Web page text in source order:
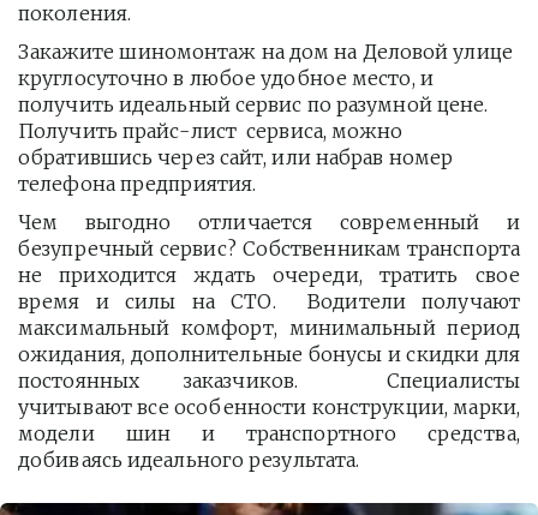
поколения.
Закажите шиномонтаж на дом на Деловой улице
круглосуточно в любое удобное место, и
получить идеальный сервис по разумной цене.
Получить прайс-лист  сервиса, можно
обратившись через сайт, или набрав номер
телефона предприятия.
Чем выгодно отличается современный и
безупречный сервис? Собственникам транспорта
не приходится ждать очереди, тратить свое
время и силы на СТО. Водители получают
максимальный комфорт, минимальный период
ожидания, дополнительные бонусы и скидки для
постоянных заказчиков. Специалисты
учитывают все особенности конструкции, марки,
модели шин и транспортного средства,
добиваясь идеального результата.